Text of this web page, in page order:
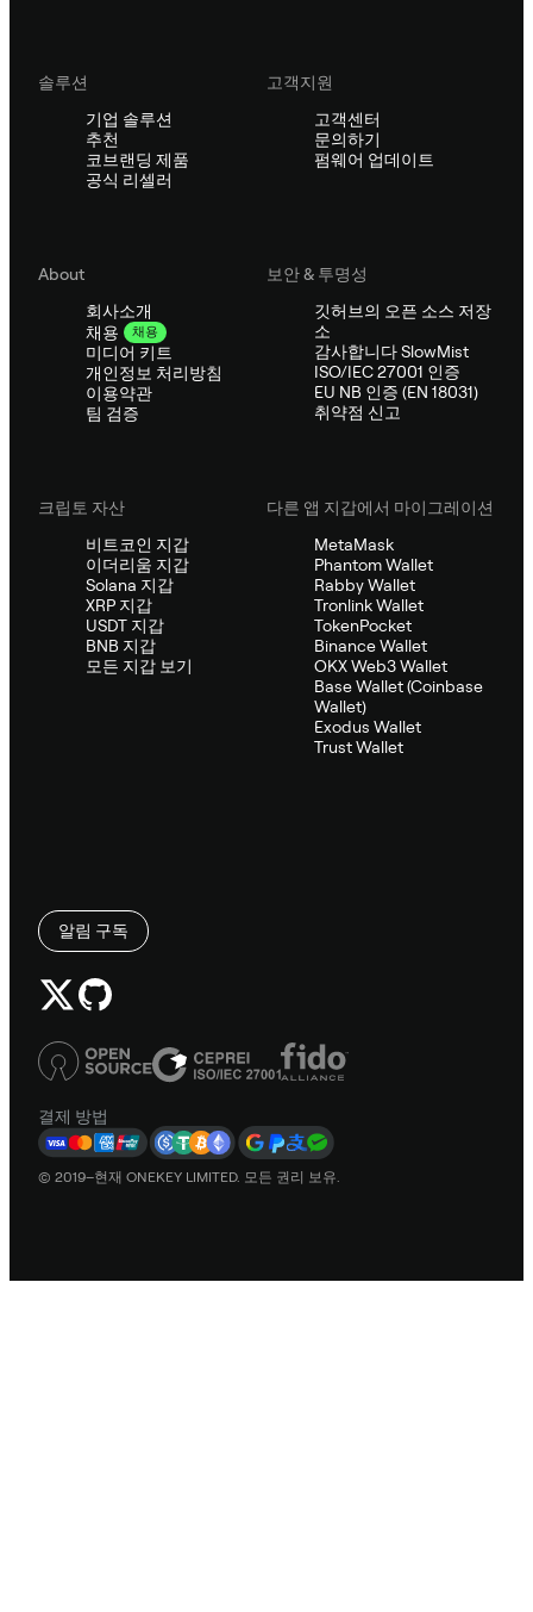
솔루션
기업 솔루션
추천
코브랜딩 제품
공식 리셀러
고객지원
고객센터
문의하기
펌웨어 업데이트
About
회사소개
채용
채용
미디어 키트
개인정보 처리방침
이용약관
팀 검증
보안 & 투명성
깃허브의 오픈 소스 저장
소
감사합니다 SlowMist
ISO/IEC 27001 인증
EU NB 인증 (EN 18031)
취약점 신고
크립토 자산
비트코인 지갑
이더리움 지갑
Solana 지갑
XRP 지갑
USDT 지갑
BNB 지갑
모든 지갑 보기
다른 앱 지갑에서 마이그레이션
MetaMask
Phantom Wallet
Rabby Wallet
Tronlink Wallet
TokenPocket
Binance Wallet
OKX Web3 Wallet
Base Wallet (Coinbase
Wallet)
Exodus Wallet
Trust Wallet
알림 구독
결제 방법
© 2019–현재 ONEKEY LIMITED. 모든 권리 보유.